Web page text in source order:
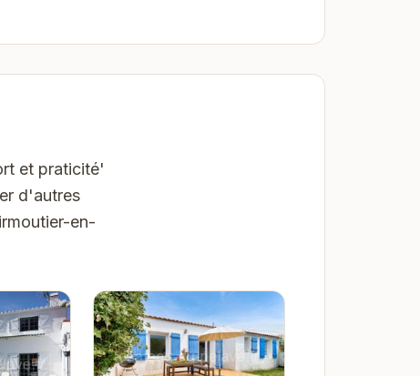
et praticité'
d'autres
en-